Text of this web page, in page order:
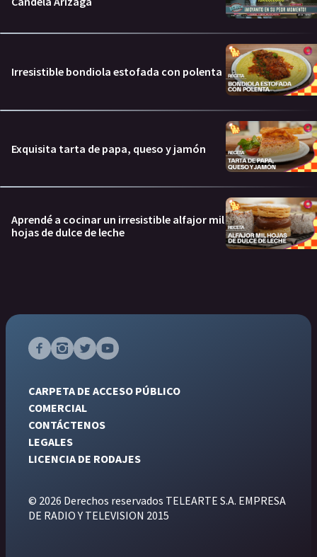
Irresistible bondiola estofada con polenta
Exquisita tarta de papa, queso y jamón
Aprendé a cocinar un irresistible alfajor mil
hojas de dulce de leche
CARPETA DE ACCESO PÚBLICO
COMERCIAL
CONTÁCTENOS
LEGALES
LICENCIA DE RODAJES
© 2026 Derechos reservados TELEARTE S.A. EMPRESA
DE RADIO Y TELEVISION 2015